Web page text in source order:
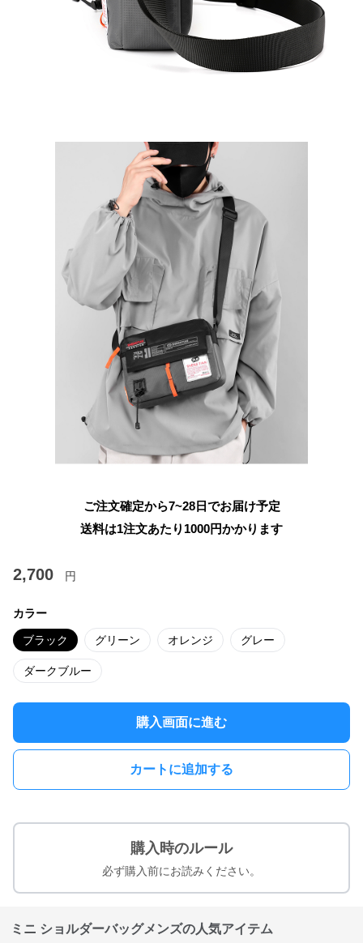
ご注文確定から7~28日でお届け予定
送料は1注文あたり 1000円かかります
2,700 円
カラー
ブラック グリーン オレンジ グレー
ダークブルー
購入画面に進む
カートに追加する
購入時のルール
必ず購入前にお読みください。
ミニ ショルダーバッグメンズの人気アイテム